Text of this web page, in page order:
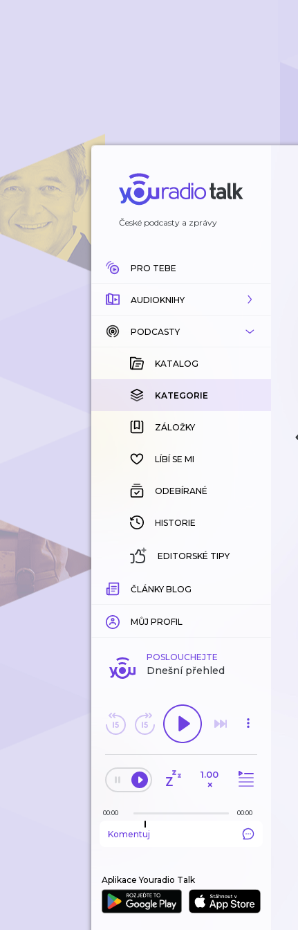
České podcasty a zprávy
PRO TEBE
AUDIOKNIHY
KATALOG
KOUPENÉ
KATEGORIE
ZÁLOŽKY
HISTORIE
PODCASTY
KATALOG
KATEGORIE
ZÁLOŽKY
LÍBÍ SE MI
ODEBÍRANÉ
HISTORIE
EDITORSKÉ TIPY
ČLÁNKY BLOG
MŮJ PROFIL
POSLOUCHEJTE
Dnešní přehled
1.00
×
00:00 00:00
Komentuj
Aplikace Youradio Talk